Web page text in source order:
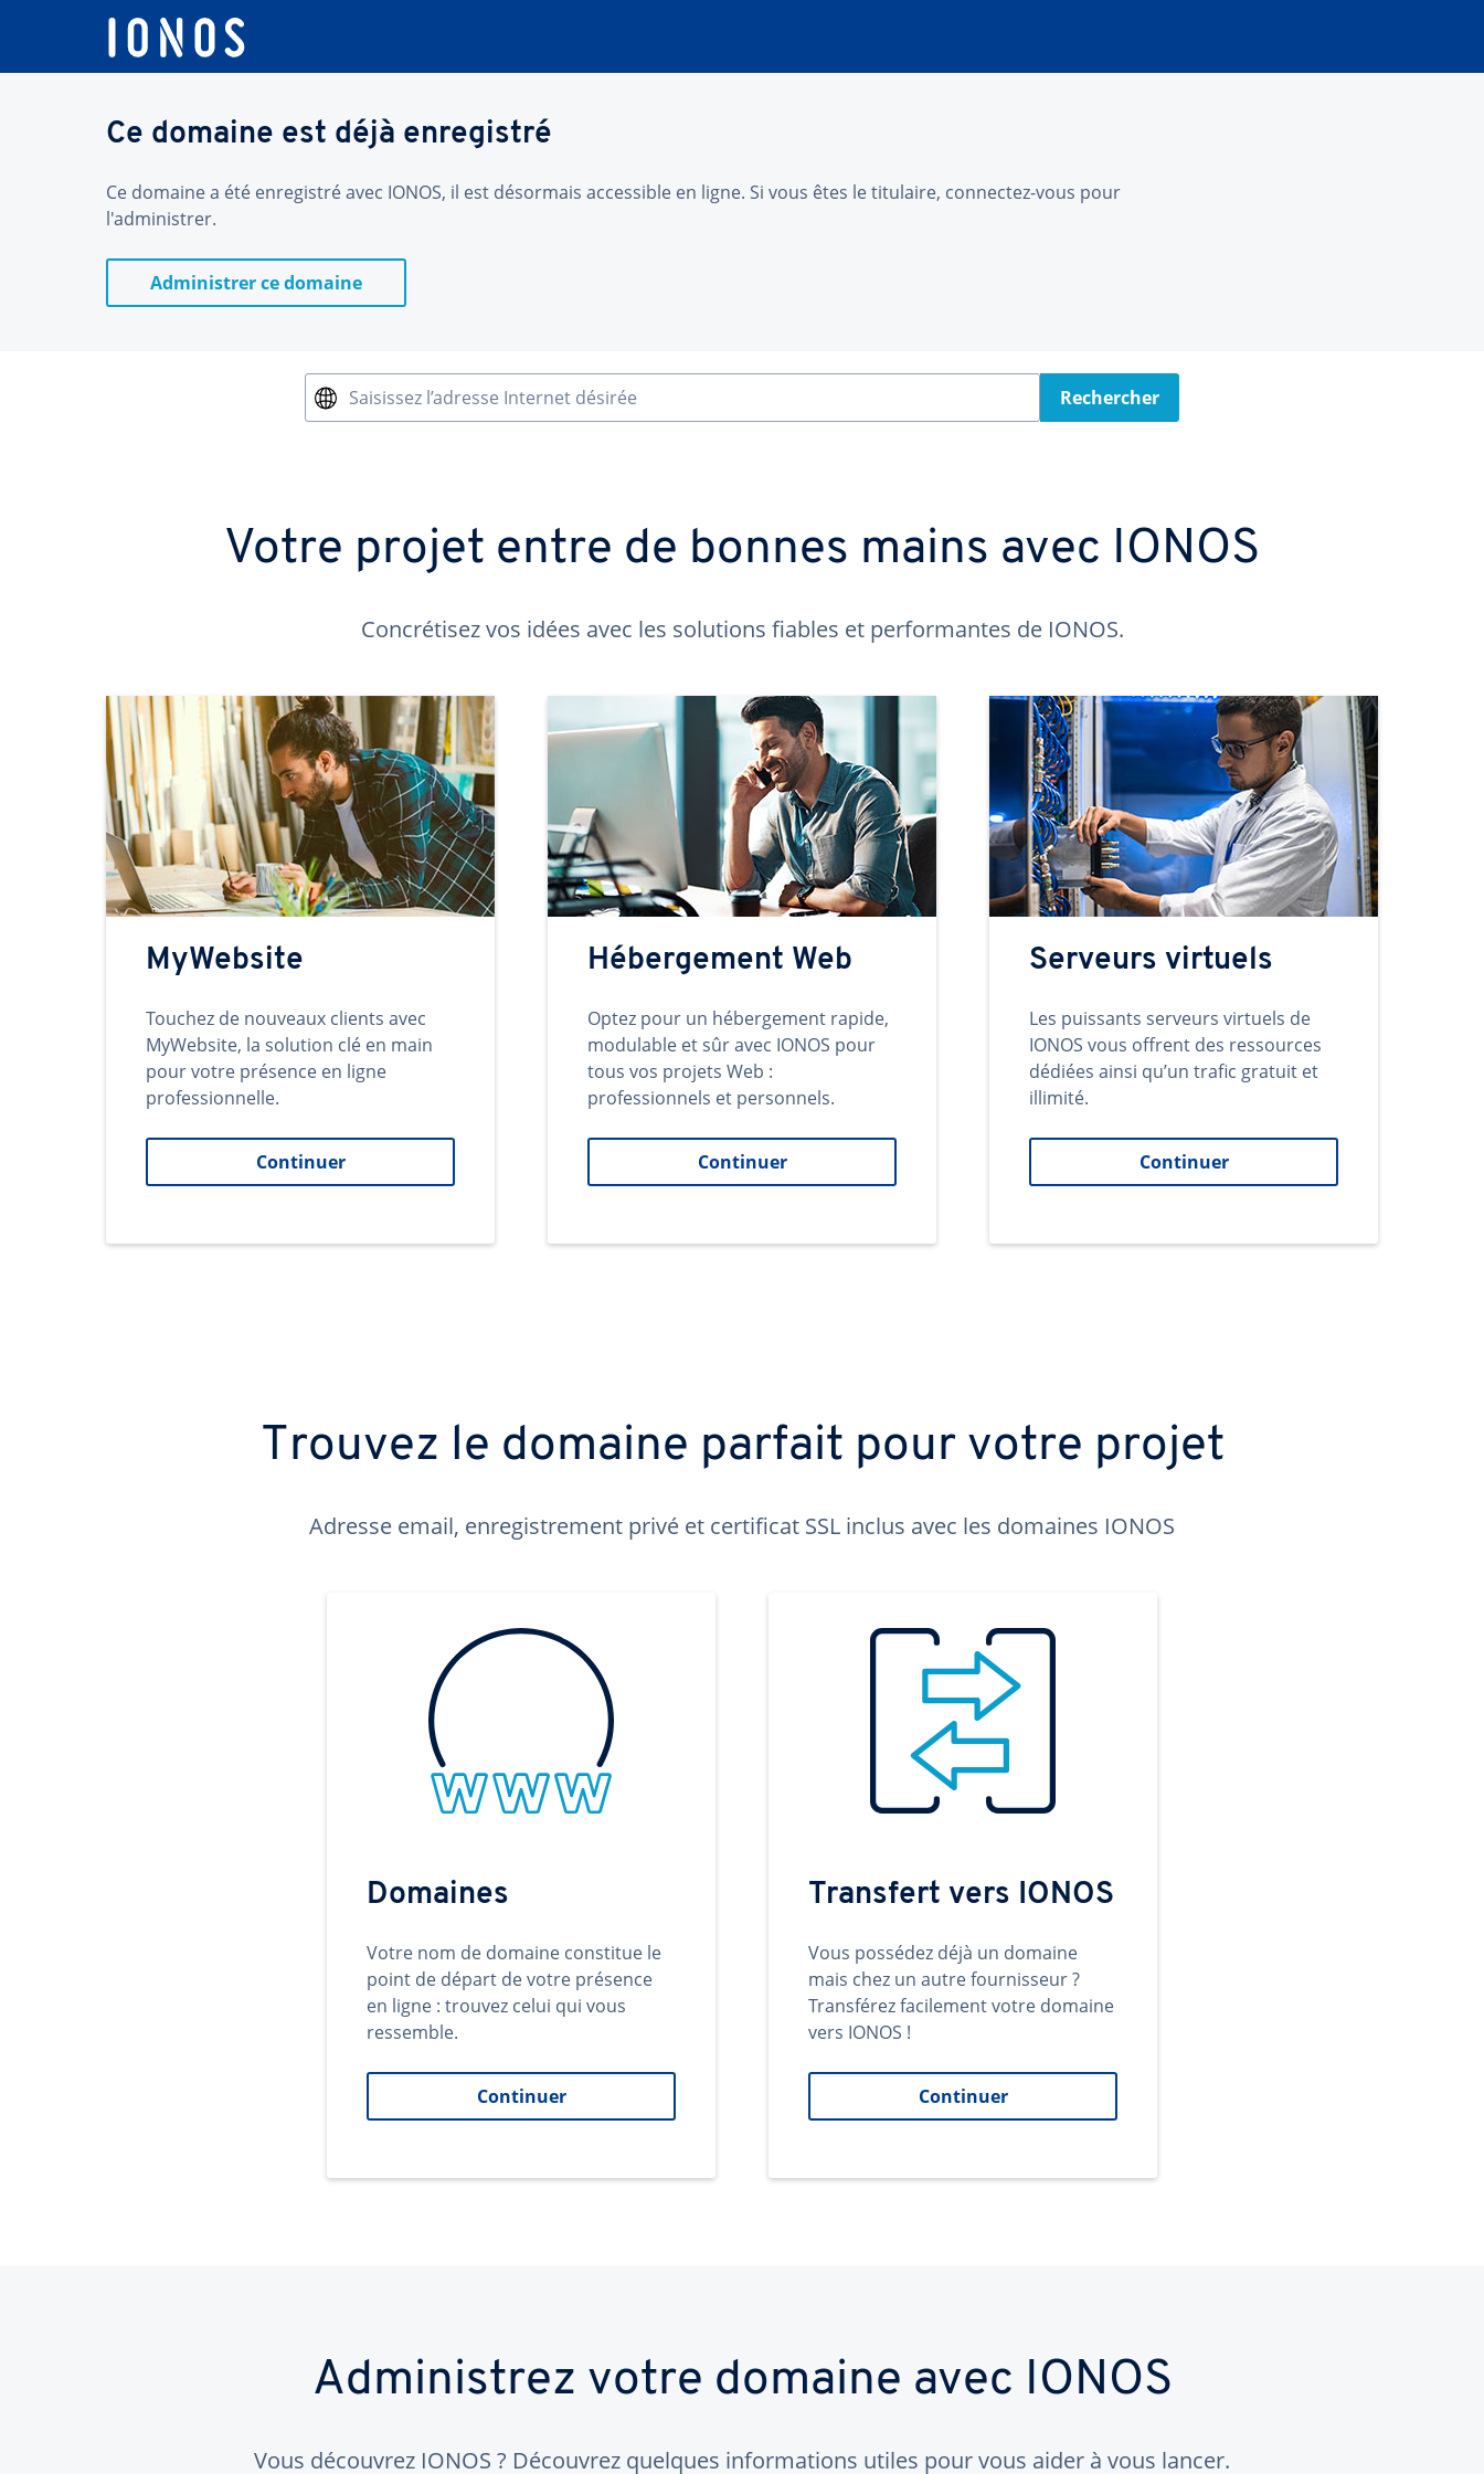
Ce domaine est déjà enregistré
Ce domaine a été enregistré avec IONOS, il est désormais accessible en ligne. Si vous êtes le titulaire, connectez-vous pour
l'administrer.
Administrer ce domaine
Saisissez l’adresse Internet désirée Rechercher
Votre projet entre de bonnes mains avec IONOS
Concrétisez vos idées avec les solutions fiables et performantes de IONOS.
MyWebsite
Touchez de nouveaux clients avec
MyWebsite, la solution clé en main
pour votre présence en ligne
professionnelle.
Continuer
Hébergement Web
Optez pour un hébergement rapide,
modulable et sûr avec IONOS pour
tous vos projets Web :
professionnels et personnels.
Continuer
Serveurs virtuels
Les puissants serveurs virtuels de
IONOS vous offrent des ressources
dédiées ainsi qu’un trafic gratuit et
illimité.
Continuer
Trouvez le domaine parfait pour votre projet
Adresse email, enregistrement privé et certificat SSL inclus avec les domaines IONOS
Domaines
Votre nom de domaine constitue le
point de départ de votre présence
en ligne : trouvez celui qui vous
ressemble.
Continuer
Transfert vers IONOS
Vous possédez déjà un domaine
mais chez un autre fournisseur ?
Transférez facilement votre domaine
vers IONOS !
Continuer
Administrez votre domaine avec IONOS
Vous découvrez IONOS ? Découvrez quelques informations utiles pour vous aider à vous lancer.